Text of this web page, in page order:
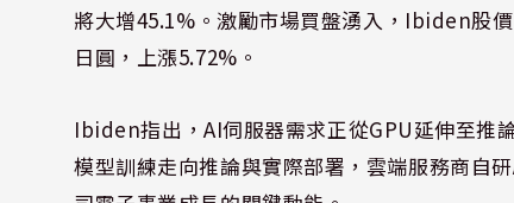
將大增45.1%。激勵市場買盤湧入，Ibiden股
日圓，上漲5.72%。
Ibiden指出，AI伺服器需求正從GPU延伸至推
模型訓練走向推論與實際部署，雲端服務商自